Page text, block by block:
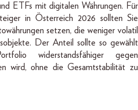
ETFs mit digitalen Währungen. Für
in Österreich 2026 sollten Sie
setzen, die weniger volatil
Der Anteil sollte so gewählt
widerstandsfähiger gegen
wird, ohne die Gesamtstabilität zu